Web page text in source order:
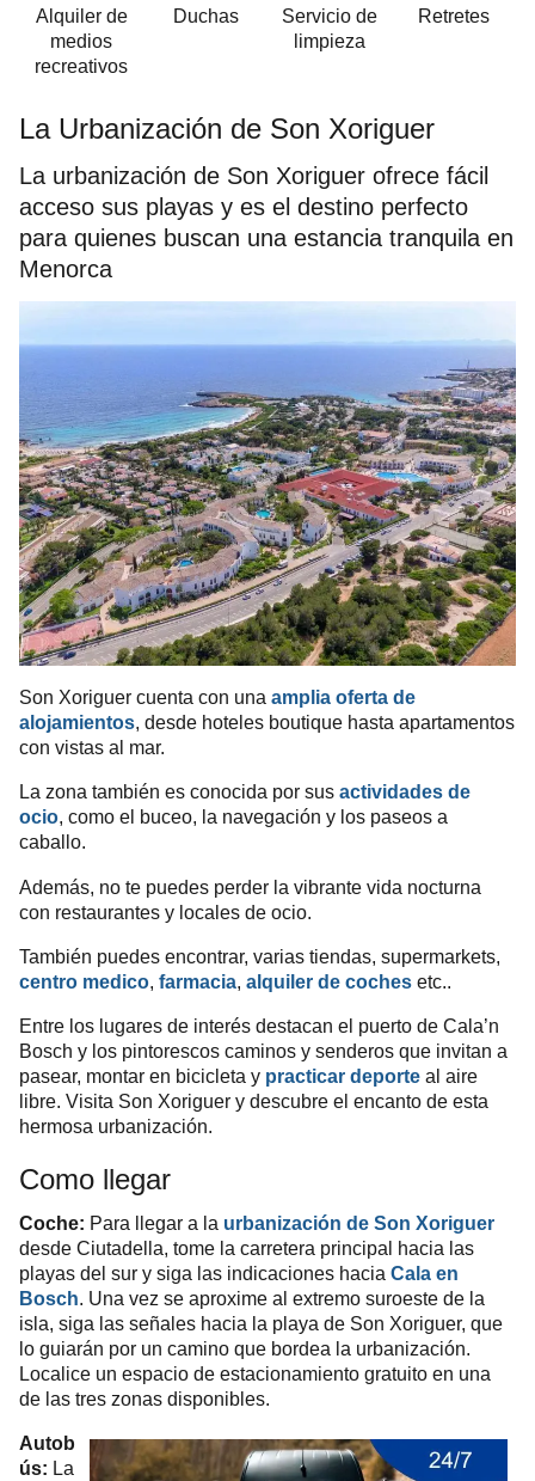
Alquiler de
medios
recreativos
Duchas
Servicio de
limpieza
Retretes
La Urbanización de Son Xoriguer
La urbanización de Son Xoriguer ofrece fácil
acceso sus playas y es el destino perfecto
para quienes buscan una estancia tranquila en
Menorca
Son Xoriguer cuenta con una amplia oferta de
alojamientos, desde hoteles boutique hasta apartamentos
con vistas al mar.
La zona también es conocida por sus actividades de
ocio, como el buceo, la navegación y los paseos a
caballo.
Además, no te puedes perder la vibrante vida nocturna
con restaurantes y locales de ocio.
También puedes encontrar, varias tiendas, supermarkets,
centro medico, farmacia, alquiler de coches etc..
Entre los lugares de interés destacan el puerto de Cala’n
Bosch y los pintorescos caminos y senderos que invitan a
pasear, montar en bicicleta y practicar deporte al aire
libre. Visita Son Xoriguer y descubre el encanto de esta
hermosa urbanización.
Como llegar
Coche: Para llegar a la urbanización de Son Xoriguer
desde Ciutadella, tome la carretera principal hacia las
playas del sur y siga las indicaciones hacia Cala en
Bosch. Una vez se aproxime al extremo suroeste de la
isla, siga las señales hacia la playa de Son Xoriguer, que
lo guiarán por un camino que bordea la urbanización.
Localice un espacio de estacionamiento gratuito en una
de las tres zonas disponibles.
Autob
ús: La